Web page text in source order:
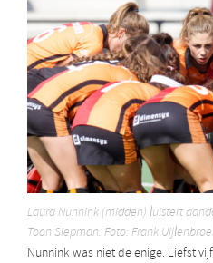
Laura Nunnink (midden) luistert
Toon Siepman. Foto: Frank
Nunnink was niet de enige. Liefst